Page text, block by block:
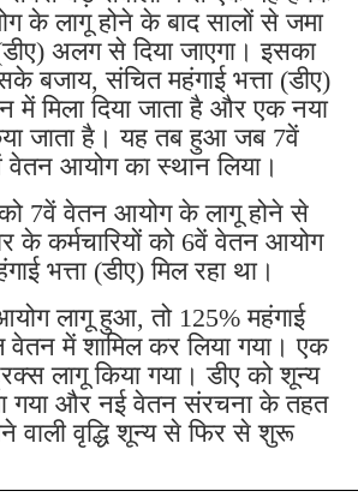
के लागू होने के बाद सालों से जमा
अलग से दिया जाएगा। इसका
बजाय, संचित महंगाई भत्ता (डीए)
में मिला दिया जाता है और एक नया
जाता है। यह तब हुआ जब 7वें
आयोग का स्थान लिया।
7वें वेतन आयोग के लागू होने से
के कर्मचारियों को 6वें वेतन आयोग
भत्ता (डीए) मिल रहा था।
लागू हुआ, तो 125% महंगाई
वेतन में शामिल कर लिया गया। एक
लागू किया गया। डीए को शून्य
गया और नई वेतन संरचना के तहत
वाली वृद्धि शून्य से फिर से शुरू